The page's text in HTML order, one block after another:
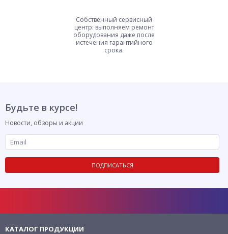
Собственный сервисный
центр: выполняем ремонт
оборудования даже после
истечения гарантийного
срока.
Будьте в курсе!
Новости, обзоры и акции
ПОДПИСАТЬСЯ
КАТАЛОГ ПРОДУКЦИИ